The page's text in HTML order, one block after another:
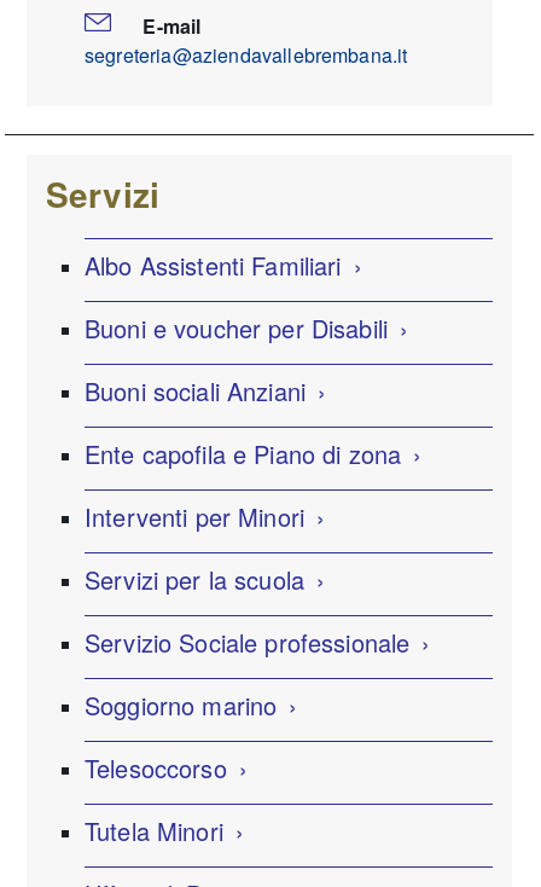
E-mail
segreteria@aziendavallebrembana.it
Servizi
Albo Assistenti Familiari
Buoni e voucher per Disabili
Buoni sociali Anziani
Ente capofila e Piano di zona
Interventi per Minori
Servizi per la scuola
Servizio Sociale professionale
Soggiorno marino
Telesoccorso
Tutela Minori